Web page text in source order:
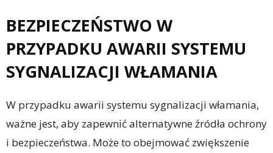
BEZPIECZEŃSTWO W
PRZYPADKU AWARII SYSTEMU
SYGNALIZACJI WŁAMANIA
W przypadku awarii systemu sygnalizacji włamania,
ważne jest, aby zapewnić alternatywne źródła ochrony
i bezpieczeństwa. Może to obejmować zwiększenie